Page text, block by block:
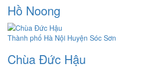
Hồ Noong
Thành phố Hà Nội Huyện Sóc Sơn
Chùa Đức Hậu